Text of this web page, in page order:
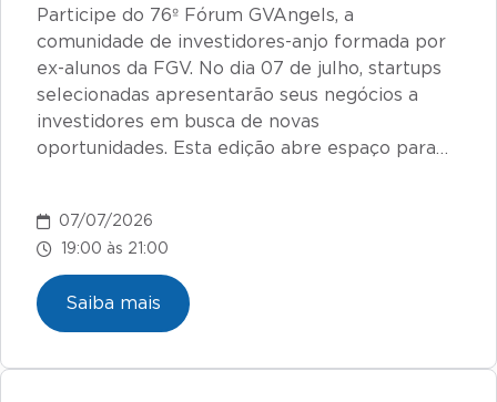
Participe do 76º Fórum GVAngels, a
comunidade de investidores-anjo formada por
ex-alunos da FGV. No dia 07 de julho, startups
selecionadas apresentarão seus negócios a
investidores em busca de novas
oportunidades. Esta edição abre espaço para…
Saiba mais
07/07/2026
19:00 às 21:00